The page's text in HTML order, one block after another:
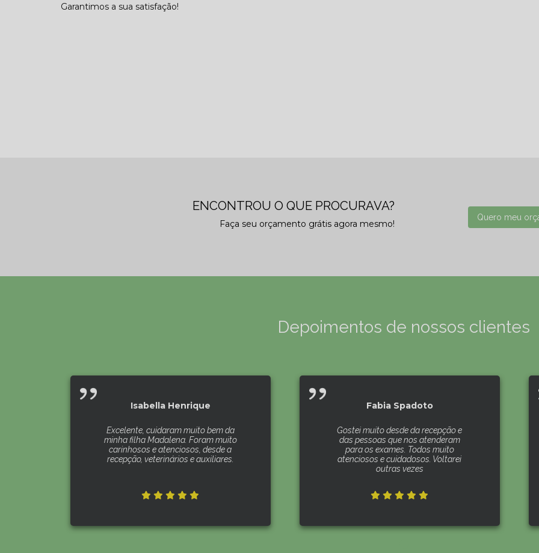
Garantimos a sua satisfação!
ENCONTROU O QUE PROCURAVA?
Faça seu orçamento grátis agora mesmo!
Quero meu
Depoimentos de nossos clientes
Isabella Henrique
Excelente, cuidaram muito bem da
minha filha Madalena. Foram muito
carinhosos e atenciosos, desde a
recepção, veterinários e auxiliares.
Fabia Spadoto
Gostei muito desde da recepção e
das pessoas que nos atenderam
para os exames. Todos muito
atenciosos e cuidadosos. Voltarei
outras vezes